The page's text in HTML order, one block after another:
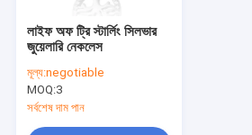
লাইফ অফ ট্রি স্টার্লিং সিলভার
জুয়েলারি নেকলেস
মূল্য:negotiable
MOQ:3
সর্বশেষ দাম পান